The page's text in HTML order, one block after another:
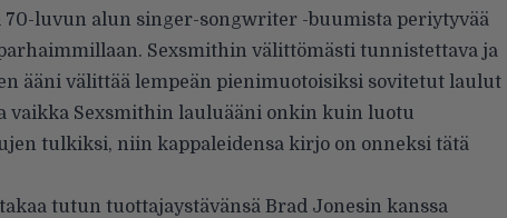
70-luvun alun singer-songwriter -buumista periytyvää
Sexsmithin välittömästi tunnistettava ja
ääni välittää lempeän pienimuotoisiksi sovitetut laulut
vaikka Sexsmithin lauluääni onkin kuin luotu
tulkiksi, niin kappaleidensa kirjo on onneksi tätä
tutun tuottajaystävänsä Brad Jonesin kanssa